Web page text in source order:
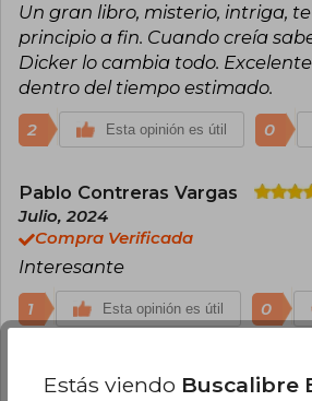
Un gran libro, misterio, intriga,
principio a fin. Cuando creía
Dicker lo cambia todo.
dentro del tiempo estimado.
2 Esta opinión es útil 0
Pablo Contreras Vargas
Julio, 2024
Compra Verificada
Interesante
1 Esta opinión es útil 0
Ana Catalina Torres Echeverri
30 de Enero, 2025
Estás viendo Buscalibre